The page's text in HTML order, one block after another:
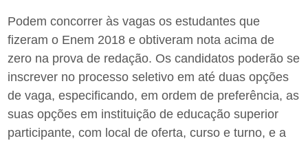
Podem concorrer às vagas os estudantes que
fizeram o Enem 2018 e obtiveram nota acima de
zero na prova de redação. Os candidatos poderão se
inscrever no processo seletivo em até duas opções
de vaga, especificando, em ordem de preferência, as
suas opções em instituição de educação superior
participante, com local de oferta, curso e turno, e a